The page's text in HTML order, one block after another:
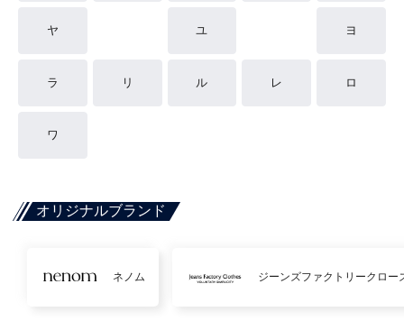
ヤ ユ ヨ
ラ リ ル レ ロ
ワ
オリジナルブランド
ネノム ジーンズファクトリークロー